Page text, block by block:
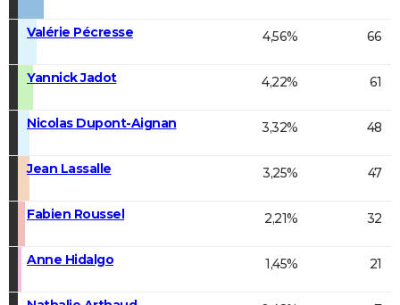
Valérie Pécresse 4,56% 66
Yannick Jadot 4,22% 61
Nicolas Dupont-Aignan 3,32% 48
Jean Lassalle 3,25% 47
Fabien Roussel 2,21% 32
Anne Hidalgo 1,45% 21